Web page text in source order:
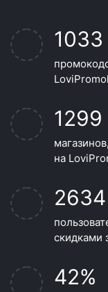
1033
1299
на
2634
скидками
42%